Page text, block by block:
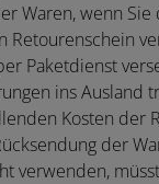
Waren, wenn Sie
Retourenschein
Paketdienst
ins Ausland
Kosten der
der
verwenden,